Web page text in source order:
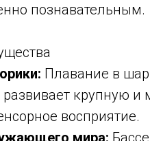
познавательным.
Плавание в
развивает крупную
восприятие.
мира: